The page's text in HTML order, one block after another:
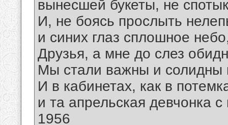
вынесшей букеты, не
И, не боясь прослыть
и синих глаз сплошное
Друзья, а мне до слез
Мы стали важны и солидны
И в кабинетах, как в
и та апрельская девчонка
1956